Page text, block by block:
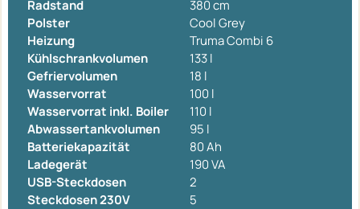
Radstand
380 cm
Polster
Cool Grey
Heizung
Truma Combi 6
Kühlschrankvolumen
133 l
Gefriervolumen
18 l
Wasservorrat
100 l
Wasservorrat inkl. Boiler
110 l
Abwassertankvolumen
95 l
Batteriekapazität
80 Ah
Ladegerät
190 VA
USB-Steckdosen
2
Steckdosen 230V
5